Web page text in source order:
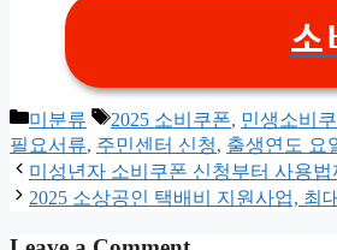
소
Categories
미분류 Tags
2025 소비쿠폰, 민생소비
필요서류, 주민센터 신청, 출생연도 요
미성년자 소비쿠폰 신청부터 사용
2025 소상공인 택배비 지원사업, 최